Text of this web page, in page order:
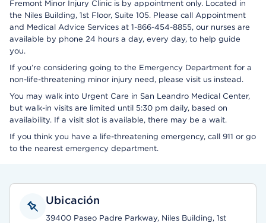
Fremont Minor Injury Clinic is by appointment only. Located in
the Niles Building, 1st Floor, Suite 105. Please call Appointment
and Medical Advice Services at 1-866-454-8855, our nurses are
available by phone 24 hours a day, every day, to help guide
you.
If you’re considering going to the Emergency Department for a
non-life-threatening minor injury need, please visit us instead.
You may walk into Urgent Care in San Leandro Medical Center,
but walk-in visits are limited until 5:30 pm daily, based on
availability. If a visit slot is available, there may be a wait.
If you think you have a life-threatening emergency, call 911 or go
to the nearest emergency department.
Ubicación
39400 Paseo Padre Parkway, Niles Building, 1st